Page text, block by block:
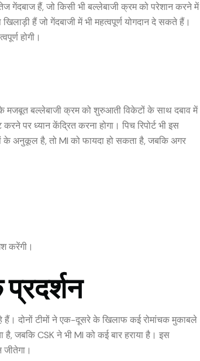
गेंदबाज हैं, जो किसी भी बल्लेबाजी क्रम को परेशान करने में
हैं जो गेंदबाजी में भी महत्वपूर्ण योगदान दे सकते हैं।
होगी।
मजबूत बल्लेबाजी क्रम को शुरुआती विकेटों के साथ दबाव में
पर ध्यान केंद्रित करना होगा। पिच रिपोर्ट भी इस
के अनुकूल है, तो MI को फायदा हो सकता है, जबकि अगर
करेंगी।
हैं। दोनों टीमों ने एक-दूसरे के खिलाफ कई रोमांचक मुकाबले
जबकि CSK ने भी MI को कई बार हराया है। इस